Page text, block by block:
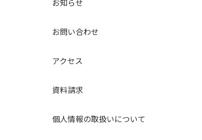
お知らせ
お問い合わせ
アクセス
資料請求
個人情報の取扱いについて